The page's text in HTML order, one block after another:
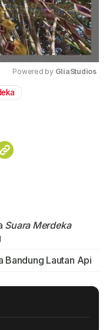
Powered by GliaStudios
Suara Merdeka
Bandung Lautan Api